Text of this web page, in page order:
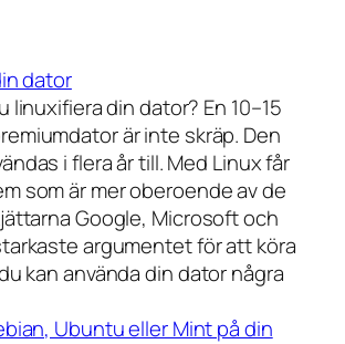
dator
linuxifiera din dator? En 10–15
är inte skräp. Den
i flera år till. Med Linux får
som är mer oberoende av de
Google, Microsoft och
argumentet för att köra
kan använda din dator några
Ubuntu eller Mint på din